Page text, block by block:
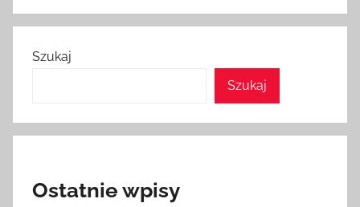
Szukaj
Szukaj
Ostatnie wpisy